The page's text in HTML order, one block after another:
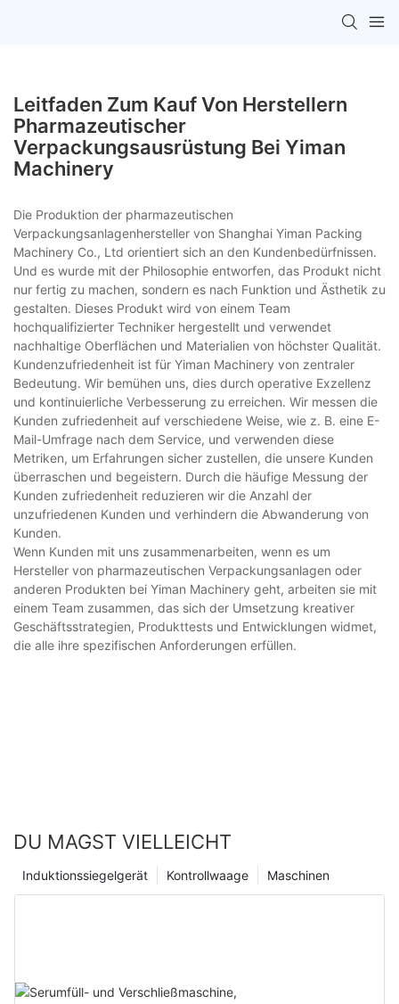
Leitfaden Zum Kauf Von Herstellern
Pharmazeutischer
Verpackungsausrüstung Bei Yiman
Machinery
Die Produktion der pharmazeutischen
Verpackungsanlagenhersteller von Shanghai Yiman Packing
Machinery Co., Ltd orientiert sich an den Kundenbedürfnissen.
Und es wurde mit der Philosophie entworfen, das Produkt nicht
nur fertig zu machen, sondern es nach Funktion und Ästhetik zu
gestalten. Dieses Produkt wird von einem Team
hochqualifizierter Techniker hergestellt und verwendet
nachhaltige Oberflächen und Materialien von höchster Qualität.
Kundenzufriedenheit ist für Yiman Machinery von zentraler
Bedeutung. Wir bemühen uns, dies durch operative Exzellenz
und kontinuierliche Verbesserung zu erreichen. Wir messen die
Kunden zufriedenheit auf verschiedene Weise, wie z. B. eine E-
Mail-Umfrage nach dem Service, und verwenden diese
Metriken, um Erfahrungen sicher zustellen, die unsere Kunden
überraschen und begeistern. Durch die häufige Messung der
Kunden zufriedenheit reduzieren wir die Anzahl der
unzufriedenen Kunden und verhindern die Abwanderung von
Kunden.
Wenn Kunden mit uns zusammenarbeiten, wenn es um
Hersteller von pharmazeutischen Verpackungsanlagen oder
anderen Produkten bei Yiman Machinery geht, arbeiten sie mit
einem Team zusammen, das sich der Umsetzung kreativer
Geschäftsstrategien, Produkttests und Entwicklungen widmet,
die alle ihre spezifischen Anforderungen erfüllen.
DU MAGST VIELLEICHT
Maschinen
Kontrollwaage
Induktionssiegelgerät